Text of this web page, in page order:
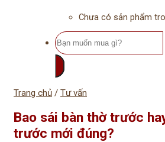
Chưa có sản phẩm
Tìm
kiếm:
Trang chủ / Tư vấn
Bao sái bàn thờ trước
trước mới đúng?